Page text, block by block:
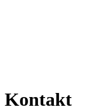
Kontakt